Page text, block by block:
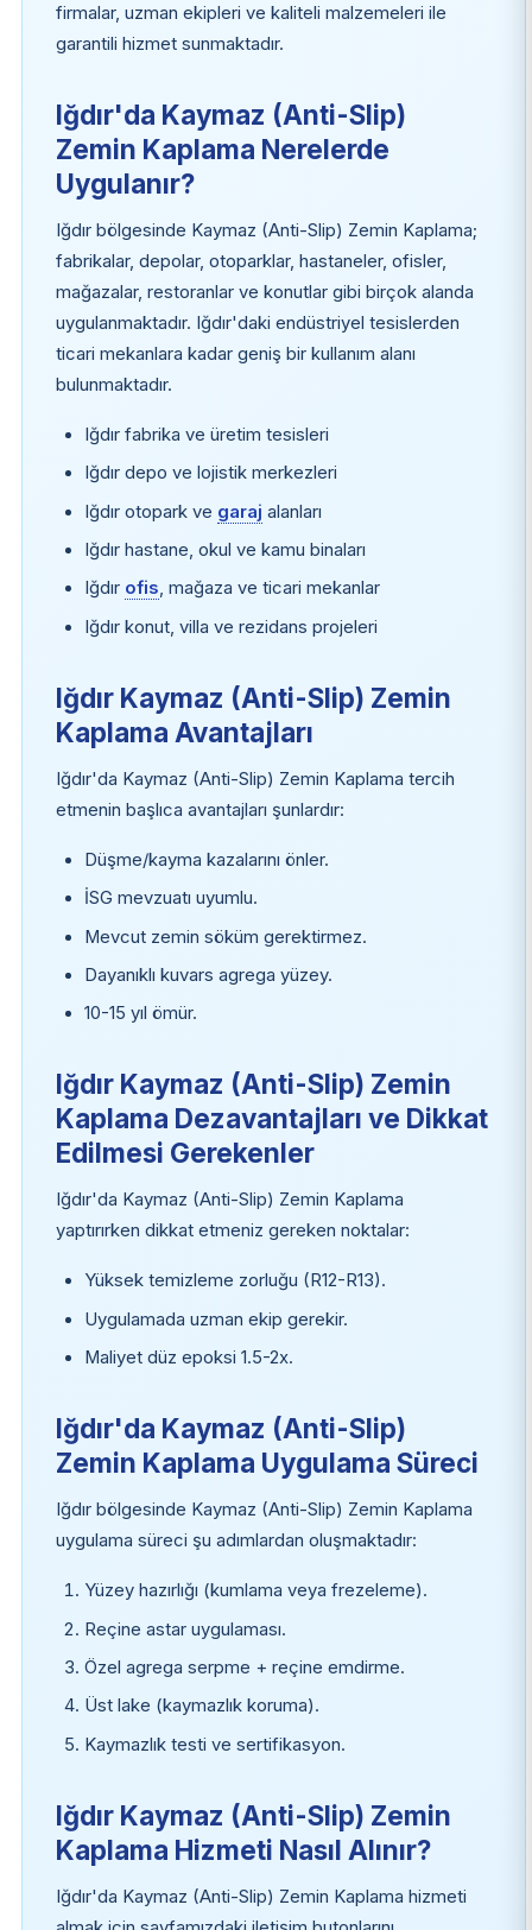
firmalar, uzman ekipleri ve kaliteli malzemeleri ile
garantili hizmet sunmaktadır.
Iğdır'da Kaymaz (Anti-Slip)
Zemin Kaplama Nerelerde
Uygulanır?
Iğdır bölgesinde Kaymaz (Anti-Slip) Zemin Kaplama;
fabrikalar, depolar, otoparklar, hastaneler, ofisler,
mağazalar, restoranlar ve konutlar gibi birçok alanda
uygulanmaktadır. Iğdır'daki endüstriyel tesislerden
ticari mekanlara kadar geniş bir kullanım alanı
bulunmaktadır.
Iğdır fabrika ve üretim tesisleri
Iğdır depo ve lojistik merkezleri
Iğdır otopark ve garaj alanları
Iğdır hastane, okul ve kamu binaları
Iğdır ofis, mağaza ve ticari mekanlar
Iğdır konut, villa ve rezidans projeleri
Iğdır Kaymaz (Anti-Slip) Zemin
Kaplama Avantajları
Iğdır'da Kaymaz (Anti-Slip) Zemin Kaplama tercih
etmenin başlıca avantajları şunlardır:
Düşme/kayma kazalarını önler.
İSG mevzuatı uyumlu.
Mevcut zemin söküm gerektirmez.
Dayanıklı kuvars agrega yüzey.
10-15 yıl ömür.
Iğdır Kaymaz (Anti-Slip) Zemin
Kaplama Dezavantajları ve Dikkat
Edilmesi Gerekenler
Iğdır'da Kaymaz (Anti-Slip) Zemin Kaplama
yaptırırken dikkat etmeniz gereken noktalar:
Yüksek temizleme zorluğu (R12-R13).
Uygulamada uzman ekip gerekir.
Maliyet düz epoksi 1.5-2x.
Iğdır'da Kaymaz (Anti-Slip)
Zemin Kaplama Uygulama Süreci
Iğdır bölgesinde Kaymaz (Anti-Slip) Zemin Kaplama
uygulama süreci şu adımlardan oluşmaktadır:
Yüzey hazırlığı (kumlama veya frezeleme).
Reçine astar uygulaması.
Özel agrega serpme + reçine emdirme.
Üst lake (kaymazlık koruma).
Kaymazlık testi ve sertifikasyon.
Iğdır Kaymaz (Anti-Slip) Zemin
Kaplama Hizmeti Nasıl Alınır?
Iğdır'da Kaymaz (Anti-Slip) Zemin Kaplama hizmeti